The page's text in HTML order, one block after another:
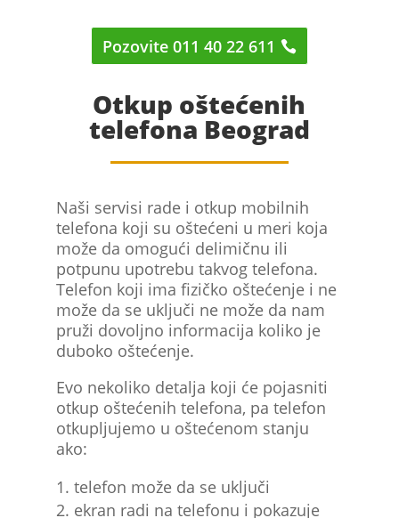
Pozovite 011 40 22 611
Otkup oštećenih
telefona Beograd
Naši servisi rade i otkup mobilnih
telefona koji su oštećeni u meri koja
može da omogući delimičnu ili
potpunu upotrebu takvog telefona.
Telefon koji ima fizičko oštećenje i ne
može da se uključi ne može da nam
pruži dovoljno informacija koliko je
duboko oštećenje.
Evo nekoliko detalja koji će pojasniti
otkup oštećenih telefona, pa telefon
otkupljujemo u oštećenom stanju
ako:
telefon može da se uključi
ekran radi na telefonu i pokazuje